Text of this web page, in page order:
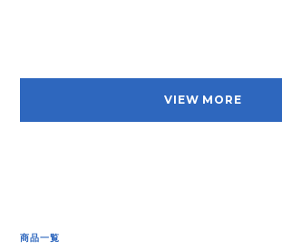
VIEW MORE
商品一覧